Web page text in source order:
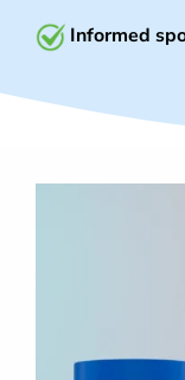
Informed